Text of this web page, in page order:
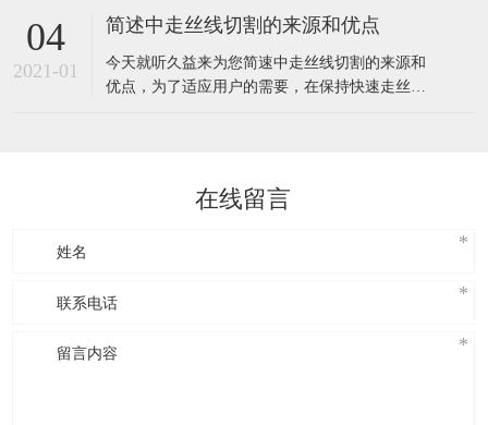
和FANUC系统、三菱系统、海德汉、罗德斯等 特
点： CNC加工中心特点 1、二线一硬CNC加
工中心X，Y，Z三轴行程:1000×600×600
04
2021-01
简述中走丝线切割的来源和优点
今天就听久益来为您简速中走丝线切割的来源和
优点，为了适应用户的需要，在保持快速走丝线
中走丝线切割机。它的机型跟快走丝相比，更具
在线留言